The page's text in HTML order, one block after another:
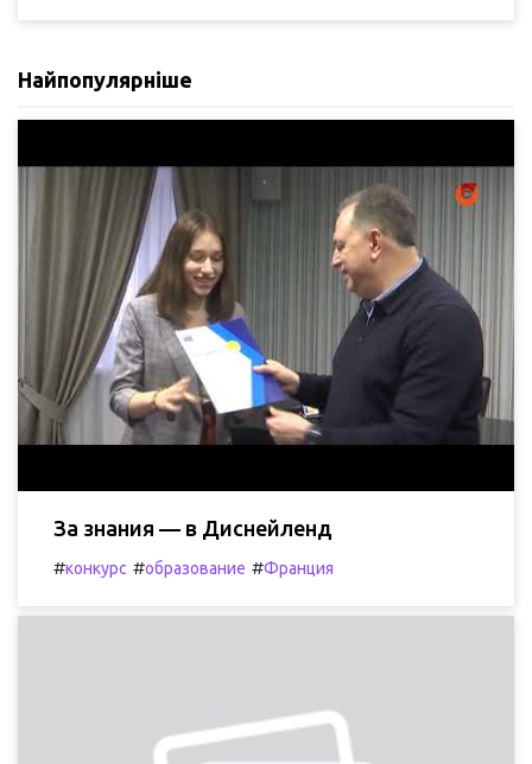
Найпопулярніше
За знания — в Диснейленд
#конкурс #образование #Франция